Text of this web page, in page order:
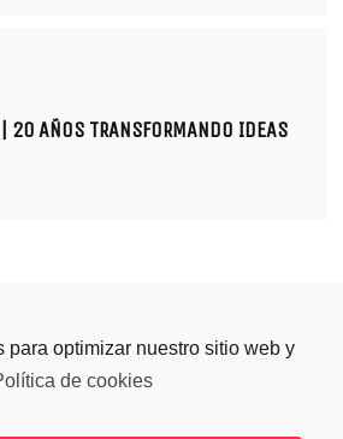
para optimizar nuestro sitio web y
de cookies
20 AÑOS TRANSFORMANDO IDEAS